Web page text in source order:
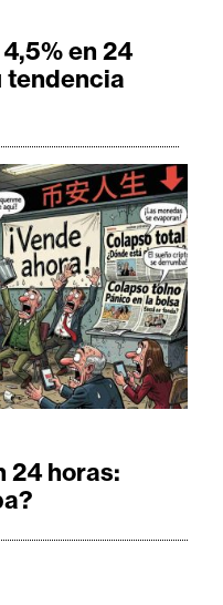
en 24
tendencia
24 horas: